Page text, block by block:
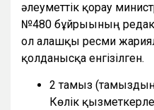
әлеуметтік қорғау
№480 бұйрығының
ол алғашқы ресми
қолданысқа енгізілген.
2 тамыз (тамыздың
Көлік